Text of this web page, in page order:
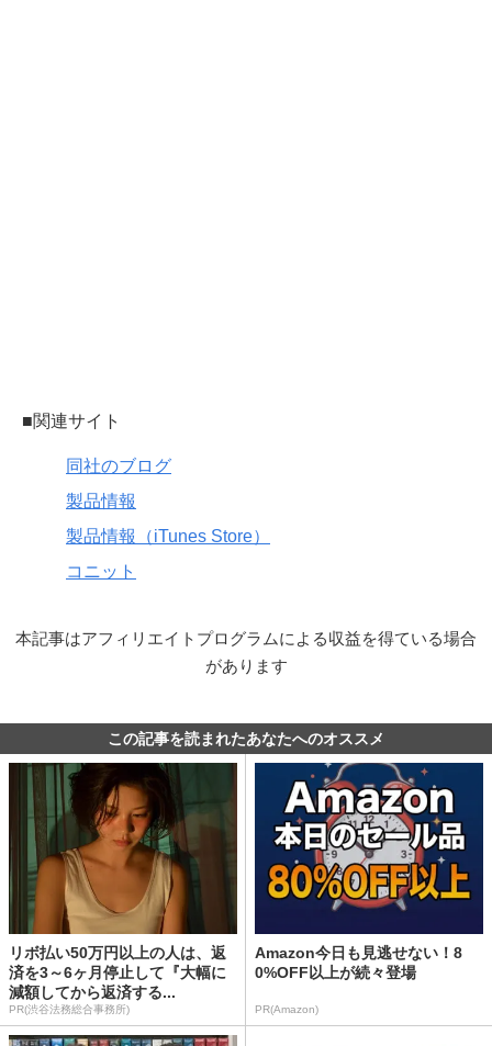
■関連サイト
同社のブログ
製品情報
製品情報（iTunes Store）
コニット
本記事はアフィリエイトプログラムによる収益を得ている場合
があります
この記事を読まれたあなたへのオススメ
リボ払い50万円以上の人は、返
済を3～6ヶ月停止して『大幅に
減額してから返済する...
PR(渋谷法務総合事務所)
Amazon今日も見逃せない！8
0%OFF以上が続々登場
PR(Amazon)